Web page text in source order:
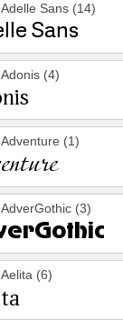
Adelle Sans (14)
Adonis (4)
Adventure (1)
AdverGothic (3)
Aelita (6)